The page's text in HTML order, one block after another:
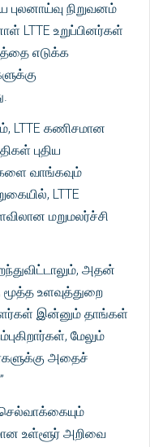
நிறுவனம்
LTTE உறுப்பினர்கள்
எடுக்க
LTTE கணிசமான
புதிய
வாங்கவும்
LTTE
மறுமலர்ச்சி
அதன்
உளவுத்துறை
இன்னும் தாங்கள்
மேலும்
அதைச்
உள்ளூர் அறிவை